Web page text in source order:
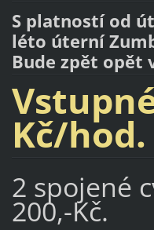
S platností od
léto úterní
Bude zpět opět
Kč/hod.
2 spojené
200,-Kč.